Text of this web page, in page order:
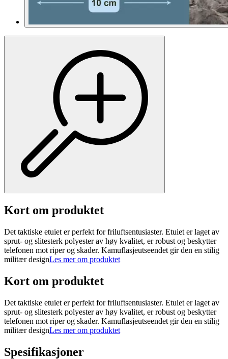
Kort om produktet
Det taktiske etuiet er perfekt for friluftsentusiaster. Etuiet er laget av
sprut- og slitesterk polyester av høy kvalitet, er robust og beskytter
telefonen mot riper og skader. Kamuflasjeutseendet gir den en stilig
militær designLes mer om produktet
Kort om produktet
Det taktiske etuiet er perfekt for friluftsentusiaster. Etuiet er laget av
sprut- og slitesterk polyester av høy kvalitet, er robust og beskytter
telefonen mot riper og skader. Kamuflasjeutseendet gir den en stilig
militær designLes mer om produktet
Spesifikasjoner